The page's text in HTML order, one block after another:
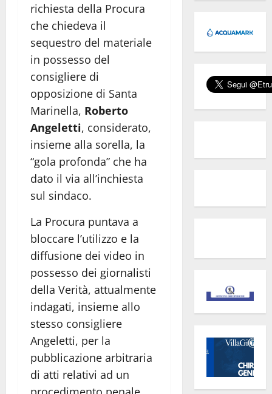
richiesta della Procura
che chiedeva il
sequestro del materiale
in possesso del
consigliere di
opposizione di Santa
Marinella, Roberto
Angeletti, considerato,
insieme alla sorella, la
“gola profonda” che ha
dato il via all’inchiesta
sul sindaco.
La Procura puntava a
bloccare l’utilizzo e la
diffusione dei video in
possesso dei giornalisti
della Verità, attualmente
indagati, insieme allo
stesso consigliere
Angeletti, per la
pubblicazione arbitraria
di atti relativi ad un